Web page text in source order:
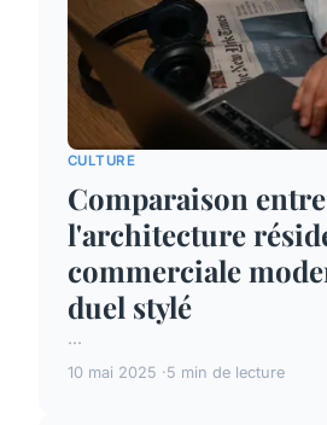
CULTURE
Comparaison entre
l'architecture
commerciale
duel stylé
...
10 mai 2025 5 min de lecture